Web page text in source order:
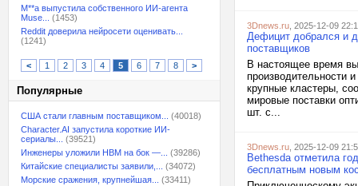
M**a выпустила собственного ИИ-агента
Muse...
(1453)
Reddit доверила нейросети оценивать...
(1241)
< 1 2 3 4 5 6 7 8 >
Популярные
США стали главным поставщиком...
(40018)
Character.AI запустила короткие ИИ-
сериалы...
(39521)
Инженеры уложили HBM на бок —...
(39286)
Китайские специалисты заявили,...
(34072)
Морские сражения, крупнейшая...
(33411)
3Dnews.ru , 2025-12-09
Дефицит добрался и
поставщиков
В настоящее время
производительности
крупные кластеры,
мировые поставки
шт. с...
3Dnews.ru , 2025-12-09
Bethesda отметила
бесплатным новым